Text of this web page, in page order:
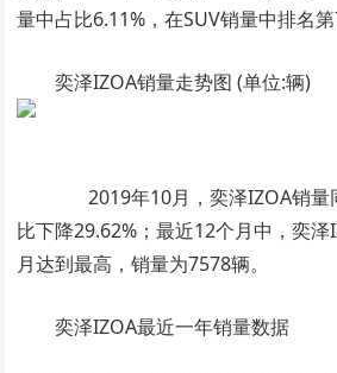
量中占比6.11%，在SUV销量中排名第
奕泽IZOA销量走势图 (单位:辆)
2019年10月，奕泽IZOA销量
比下降29.62%；最近12个月中，奕
月达到最高，销量为7578辆。
奕泽IZOA最近一年销量数据